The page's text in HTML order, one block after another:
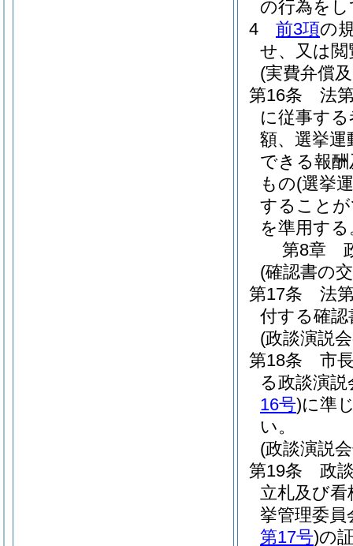
の行為を
4
前3項の
せ、又は
(実費弁償
第16条
法
に従事す
額、選挙
できる報
もの(選挙
すること
を準用する
第8章
(確認書の
第17条
法
付する確認
(政談演説
第18条
市
る政談演
16号)に準
い。
(政談演説
第19条
政
立札及び
挙管理委員
第17号)の